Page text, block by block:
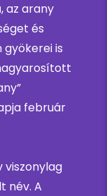
az arany
és
is
február
viszonylag
név. A